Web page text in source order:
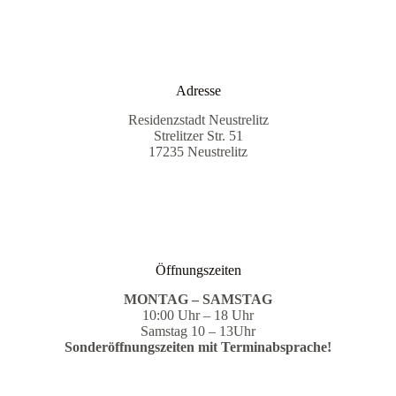
Adresse
Residenzstadt Neustrelitz
Strelitzer Str. 51
17235 Neustrelitz
Öffnungszeiten
MONTAG – SAMSTAG
10:00 Uhr – 18 Uhr
Samstag 10 – 13Uhr
Sonderöffnungszeiten mit Terminabsprache!